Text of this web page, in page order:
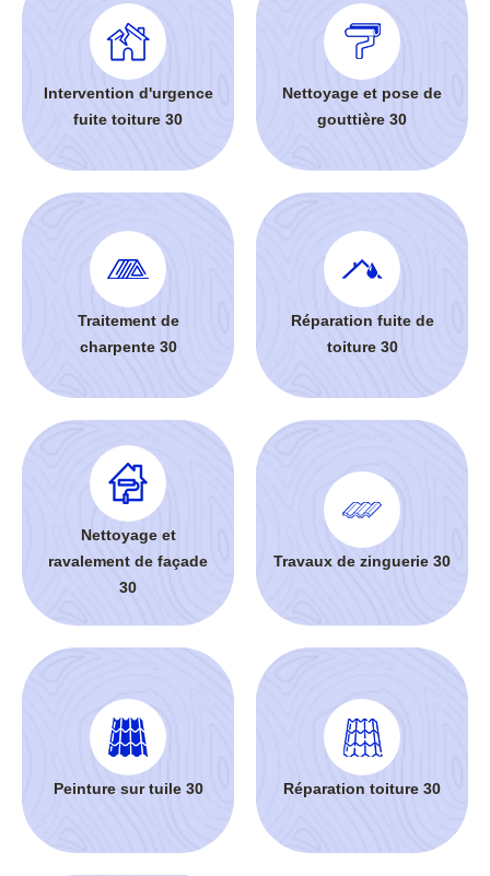
Intervention d'urgence
fuite toiture 30
Nettoyage et pose de
gouttière 30
Traitement de
charpente 30
Réparation fuite de
toiture 30
Nettoyage et
ravalement de façade
30
Travaux de zinguerie 30
Peinture sur tuile 30 Réparation toiture 30